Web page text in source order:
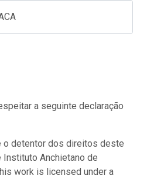
a seguinte declaração
o detentor dos direitos deste
Instituto Anchietano de
work is licensed under a